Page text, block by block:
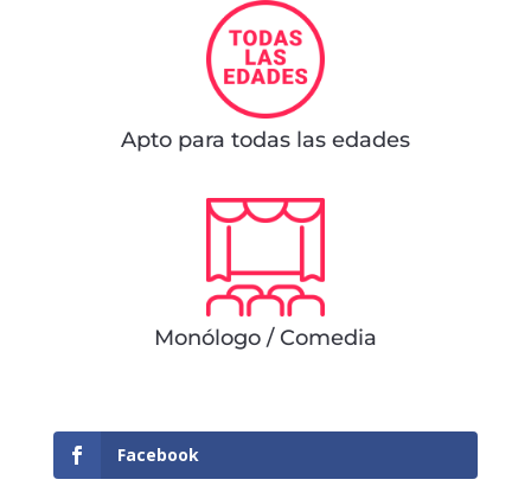
Apto para todas las edades
Monólogo / Comedia
Facebook